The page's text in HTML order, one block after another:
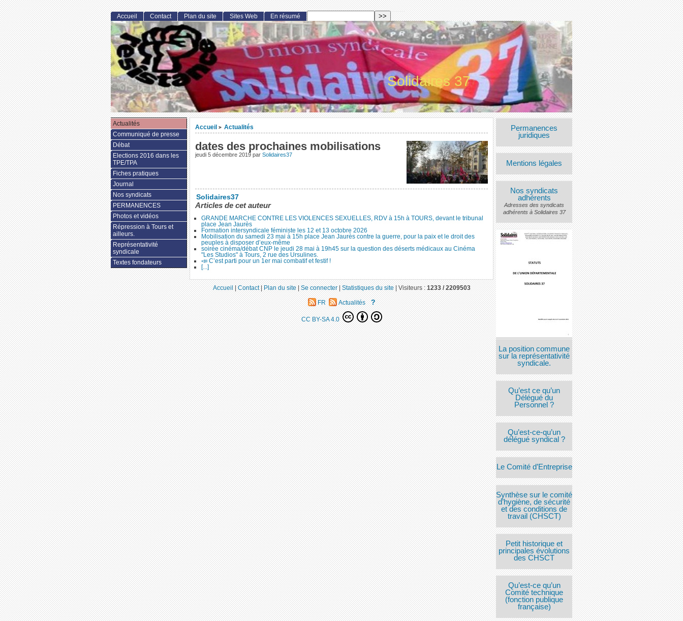
Solidaires 37
Accueil > Actualités
dates des prochaines mobilisations
jeudi 5 décembre 2019 par Solidaires37
Solidaires37
Articles de cet auteur
GRANDE MARCHE CONTRE LES VIOLENCES SEXUELLES, RDV à 15h à TOURS, devant le tribunal
place Jean Jaurès
Formation intersyndicale féministe les 12 et 13 octobre 2026
Mobilisation du samedi 23 mai à 15h place Jean Jaurès contre la guerre, pour la paix et le droit des
peuples à disposer d’eux-même
soirée cinéma/débat CNP le jeudi 28 mai à 19h45 sur la question des déserts médicaux au Cinéma
"Les Studios" à Tours, 2 rue des Ursulines.
📣 C’est parti pour un 1er mai combatif et festif !
[...]
Permanences
juridiques
Mentions légales
Nos syndicats
adhérents
Adresses des syndicats
adhérents à Solidaires 37
La position commune
sur la représentativité
syndicale.
Qu’est ce qu’un
Délégué du
Personnel ?
Qu’est-ce-qu’un
délégué syndical ?
Le Comité d’Entreprise
Synthèse sur le comité
d’hygiène, de sécurité
et des conditions de
travail (CHSCT)
Petit historique et
principales évolutions
des CHSCT
Qu’est-ce qu’un
Comité technique
(fonction publique
française)
Accueil Contact Plan du site Sites Web En résumé
Actualités
Communiqué de presse
Débat
Elections 2016 dans les
TPE/TPA
Fiches pratiques
Journal
Nos syndicats
PERMANENCES
Photos et vidéos
Répression à Tours et
ailleurs.
Représentativité
syndicale
Textes fondateurs
Accueil|Contact|Plan du site|Se connecter|Statistiques du site|Visiteurs :1233 / 2209503
FR Actualités ?
CC BY-SA 4.0